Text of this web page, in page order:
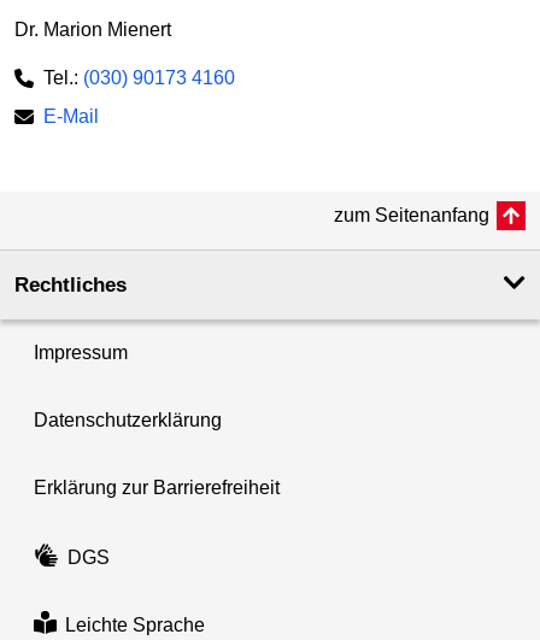
Dr. Marion Mienert
Tel.: (030) 90173 4160
E-Mail
zum Seitenanfang
Rechtliches
Impressum
Datenschutzerklärung
Erklärung zur Barrierefreiheit
DGS
Leichte Sprache